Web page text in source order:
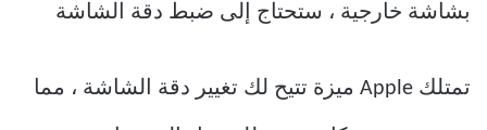
بشاشة خارجية ، ستحتاج إلى ضبط دقة الشاشة
تمتلك Apple ميزة تتيح لك تغيير دقة الشاشة ، مما